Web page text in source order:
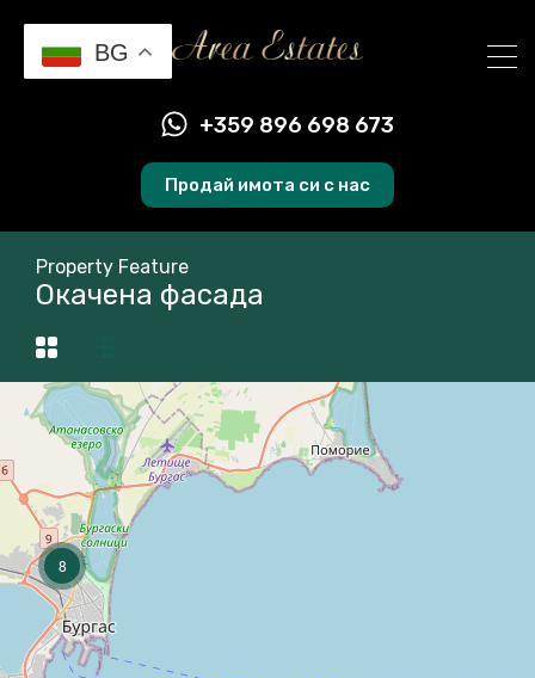
+359 896 698 673
Продай имота си с нас
Property Feature
Окачена фасада
8
BG